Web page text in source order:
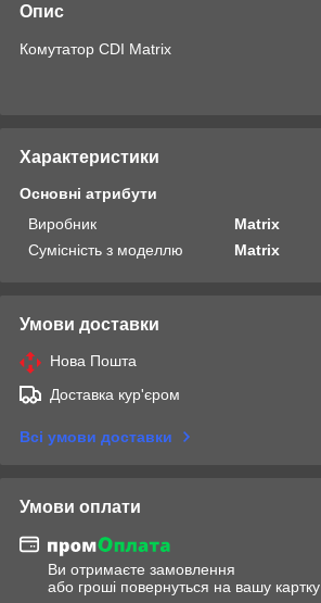
Опис
Комутатор CDI Matrix
Характеристики
Основні атрибути
Виробник
Matrix
Сумісність з моделлю
Matrix
Умови доставки
Нова Пошта
Доставка кур'єром
Всі умови доставки
Умови оплати
Ви отримаєте замовлення
або гроші повернуться на вашу картку